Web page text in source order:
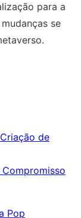
para a
se
de
Pop